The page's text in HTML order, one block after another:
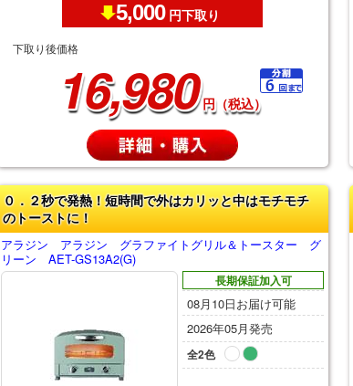
5,000 円下取り
下取り後価格
16,980 円（税込）
０．２秒で発熱！短時間で外はカリッと中はモチモチ
のトーストに！
アラジン アラジン グラファイトグリル＆トースター グ
リーン AET-GS13A2(G)
長期保証加入可
08月10日お届け可能
2026年05月発売
全2色